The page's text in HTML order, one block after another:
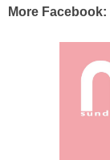
More Facebook: